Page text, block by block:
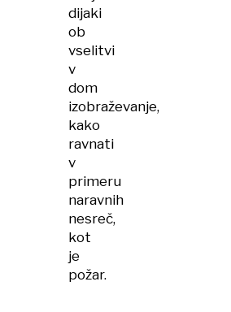
dijaki
ob
vselitvi
v
dom
izobraževanje,
kako
ravnati
v
primeru
naravnih
nesreč,
kot
je
požar.